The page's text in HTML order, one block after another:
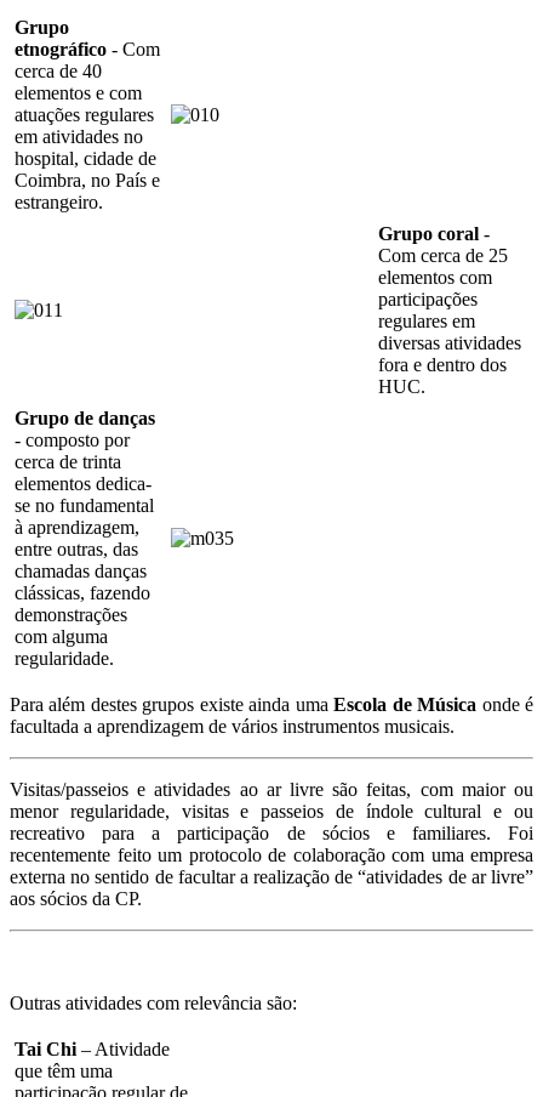
Grupo
etnográfico - Com
cerca de 40
elementos e com
atuações regulares
em atividades no
hospital, cidade de
Coimbra, no País e
estrangeiro.
Grupo coral -
Com cerca de 25
elementos com
participações
regulares em
diversas atividades
fora e dentro dos
HUC.
Grupo de danças
- composto por
cerca de trinta
elementos dedica-
se no fundamental
à aprendizagem,
entre outras, das
chamadas danças
clássicas, fazendo
demonstrações
com alguma
regularidade.
Para além destes grupos existe ainda umaEscola de Música onde é
facultada a aprendizagem de vários instrumentos musicais.
Visitas/passeios e atividades ao ar livre são feitas, com maior ou
menor regularidade, visitas e passeios de índole cultural e ou
recreativo para a participação de sócios e familiares. Foi
recentemente feito um protocolo de colaboração com uma empresa
externa no sentido de facultar a realização de “atividades de ar livre”
aos sócios da CP.
Outras atividades com relevância são:
Tai Chi – Atividade
que têm uma
participação regular de